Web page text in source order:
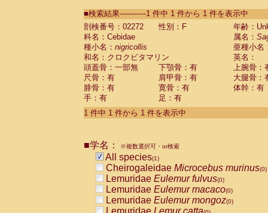
CebidaeSaguinus labiatus(0)
Cebidae Saguinus leucopus (0)
Cebidae
CebidaeSaguinus mystax
CebidaeSaguinus nigricollis (1)
Cebidae Saguinus oedipus
Cebidae Saguinus weddelli
Cebidae Saguinusspp.
Cebidae Aotus trivirgatus
Cebidae Cebus albifrons
CebidaeCebus nigrivittatus
CebidaeCebus
CebidaeSaimiri boliviensis(0)
CebidaeSaimiri sciureus(0)
AtelidaeAlouatta caraya(0)
AtelidaeAlouatta fusca(0)
AtelidaeAlouatta seniculus
■検索結果-----------1 件中 1 件から 1 件を表示中
剖検番号：02272
性別：F
年齢：
科名：Cebidae
属名：
種小名： nigricollis
亜種小名
和名：クロクビタマリン
英名：
頭蓋骨：一部無
下顎骨：有
上腕骨：
尺骨：有
肩甲骨：有
大腿骨：
腓骨：有
寛骨：有
体幹：有
手：有
足：有
1 件中 1 件から 1 件を表示中
■学名： ※複数選択可・or検索
All species(1)
Cheirogaleidae Microcebus murinus(0)
Lemuridae Eulemur fulvus(0)
Lemuridae Eulemur macaco(0)
Lemuridae Eulemur mongoz(0)
Lemuridae Lemur catta